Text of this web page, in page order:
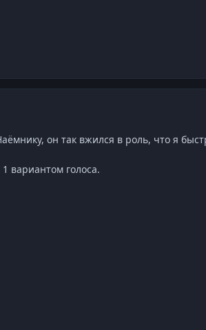
он так вжился в роль, что я
вариантом голоса.